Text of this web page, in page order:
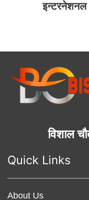
इन्टरनेशनल
विशाल
Quick Links
About Us